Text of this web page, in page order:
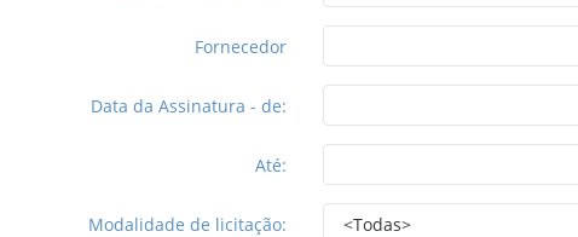
Fornecedor
Data da Assinatura - de:
Até:
Modalidade de licitação: